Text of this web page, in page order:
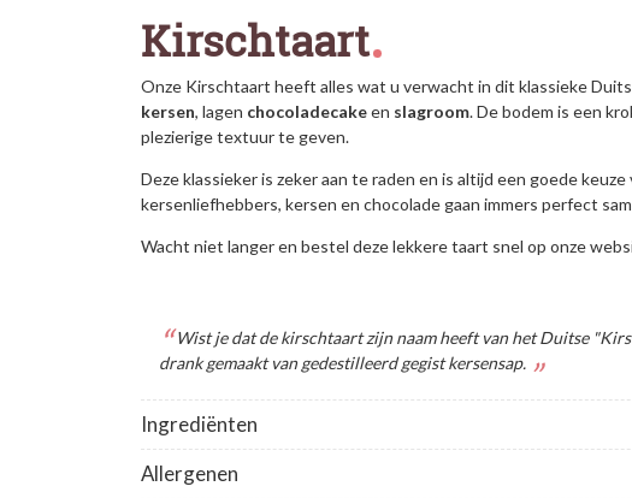
Kirschtaart
Onze Kirschtaart heeft alles wat u verwacht in dit klassieke
kersen, lagen chocoladecakeen slagroom. De bodem is een
plezierige textuur te geven.
Deze klassiekeris zeker aan te raden en is altijd een goede
kersenliefhebbers, kersen en chocolade gaan immers perfect
Wacht niet langer en bestel deze lekkere taart snel op onze
Ingrediënten
Allergenen
Wist je dat de kirschtaart zijn naam heeft van het Duitse
drank gemaakt van gedestilleerd gegist kersensap.